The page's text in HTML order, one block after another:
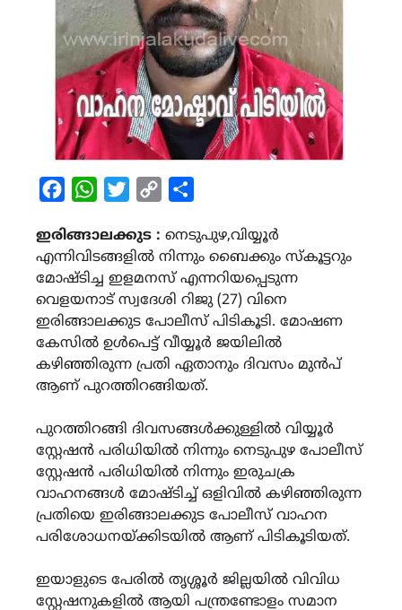
FacebookWhatsAppTwitterCopy
ഇരിങ്ങാലക്കുട : നെടുപുഴ,വിയ്യൂർ
എന്നിവിടങ്ങളിൽ നിന്നും ബൈക്കും സ്കൂട്ടറും
മോഷ്ടിച്ച ഇളമനസ് എന്നറിയപ്പെടുന്ന
വെളയനാട് സ്വദേശി റിജു (27) വിനെ
ഇരിങ്ങാലക്കുട പോലീസ് പിടികൂടി. മോഷണ
കേസിൽ ഉൾപെട്ട് വീയ്യൂർ ജയിലിൽ
കഴിഞ്ഞിരുന്ന പ്രതി ഏതാനും ദിവസം മുൻപ്
ആണ് പുറത്തിറങ്ങിയത്.
പുറത്തിറങ്ങി ദിവസങ്ങൾക്കുള്ളിൽ വിയ്യൂർ
സ്റ്റേഷൻ പരിധിയിൽ നിന്നും നെടുപുഴ പോലീസ്
സ്റ്റേഷൻ പരിധിയിൽ നിന്നും ഇരുചക്ര
വാഹനങ്ങൾ മോഷ്ടിച്ച് ഒളിവിൽ കഴിഞ്ഞിരുന്ന
പ്രതിയെ ഇരിങ്ങാലക്കുട പോലീസ് വാഹന
പരിശോധനയ്ക്കിടയിൽ ആണ് പിടികൂടിയത്.
ഇയാളുടെ പേരിൽ തൃശ്ശൂർ ജില്ലയിൽ വിവിധ
സ്റ്റേഷനുകളിൽ ആയി പന്ത്രണ്ടോളം സമാന